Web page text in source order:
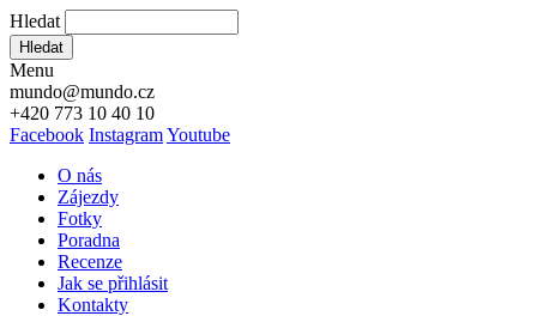
Hledat
Hledat
Menu
mundo@mundo.cz
+420 773 10 40 10
Facebook InstagramYoutube
O nás
Zájezdy
Fotky
Poradna
Recenze
Jak se přihlásit
Kontakty